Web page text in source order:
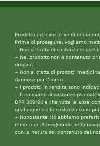
Prodotto agricolo privo di
Prima di proseguire, vogliamo
– Non si tratta di sostanza
– Nel prodotto non è contenuto
droganti.
– Non si tratta di prodotti
dannose per l’uomo
– I prodotti in vendita sono
– Il consumo di sostanze
DPR 309/90 e che tutte le altre
qualunque sia la sostanza sono
– Nonostante ciò abbiamo
minorenni.Proseguendo nella
con la natura del contenuto del